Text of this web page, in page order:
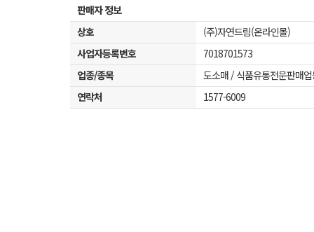
판매자 정보
상호
(주)자연드림(온라인몰)
사업자등록번호
7018701573
업종/종목
도소매 / 식품유통전문판매
연락처
1577-6009